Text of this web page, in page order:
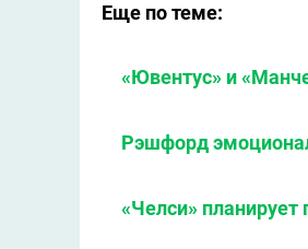
Еще по теме:
«Ювентус» и
Рэшфорд
«Челси» планирует